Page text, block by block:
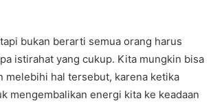
bukan berarti semua orang harus
istirahat yang cukup. Kita mungkin bisa
melebihi hal tersebut, karena ketika
mengembalikan energi kita ke keadaan